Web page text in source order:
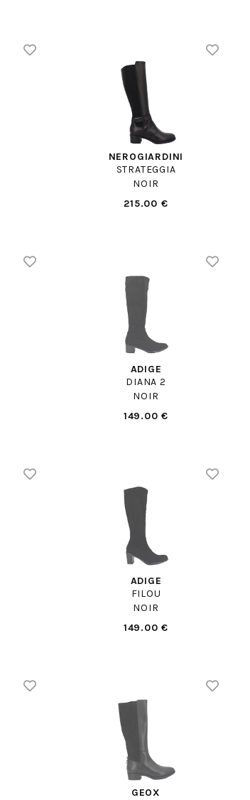
NEROGIARDINI
STRATEGGIA
NOIR
215.00 €
ADIGE
DIANA 2
NOIR
149.00 €
ADIGE
FILOU
NOIR
149.00 €
GEOX